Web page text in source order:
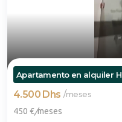
Apartamento en alquiler
4.500 Dhs /meses
450 €/meses